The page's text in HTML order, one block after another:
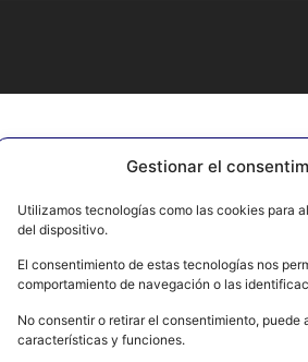
Gestionar el
Utilizamos tecnologías como las cookies para
del dispositivo.
El consentimiento de estas tecnologías nos
comportamiento de navegación o las
No consentir o retirar el consentimiento,
características y funciones.